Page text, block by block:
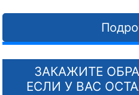
ЗАКАЖИТЕ
ЕСЛИ У ВАС